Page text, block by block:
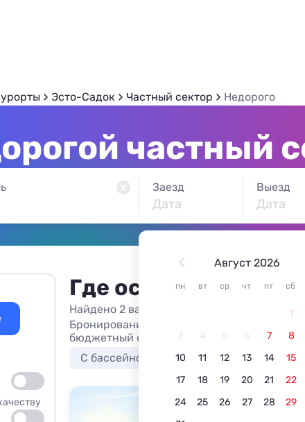
Эсто-Садок Частный сектор Недорого
частный
Заезд
Дата
Выезд
Дата
Август 2026
пн вт ср чт пт сб
1
3
4 5 6 7 8
10
11 12 13 14 15
17
18 19 20 21 22
24
25 26 27 28 29
Где остановиться в
Найдено 2 варианта жилья из 2
Бронирование частного сектора в Эсто-
бюджетный отдых без посредников на
С бассейном
Для отдыха с детьми